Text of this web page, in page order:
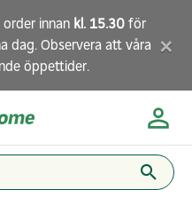
order innan kl. 15.30 för
dag. Observera att våra
öppettider. ×